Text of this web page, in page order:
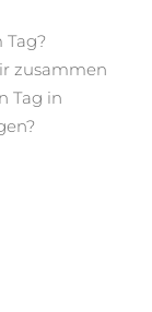
Tag?
zusammen
Tag in